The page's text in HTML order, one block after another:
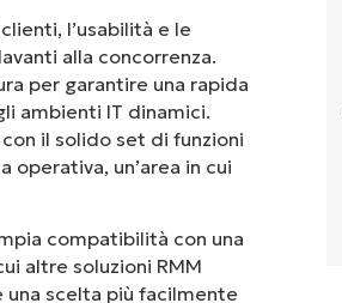
l’usabilità e le
alla concorrenza.
per garantire una rapida
ambienti IT dinamici.
con il solido set di funzioni
un’area in cui
compatibilità con una
altre soluzioni RMM
scelta più facilmente
unisce un’interfaccia
e la gestione
Tutte le opzioni e gli strumenti
è davvero facile da